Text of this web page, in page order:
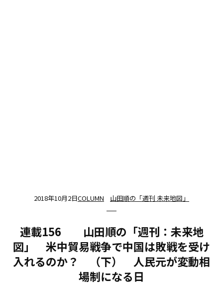
2018年10月2日COLUMN 山田順の「週刊 未来地図」
連載156 山田順の「週刊：未来地
図」 米中貿易戦争で中国は敗戦を受け
入れるのか？ （下） 人民元が変動相
場制になる日